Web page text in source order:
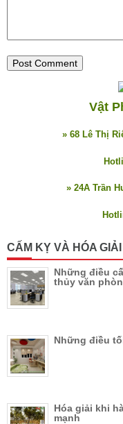
Vật
» 68 Lê Thị
» 24A Trần
CẤM KỴ VÀ HÓA GIẢI
Những điều
thủy văn
Những điều
Hóa giải khi
mạnh